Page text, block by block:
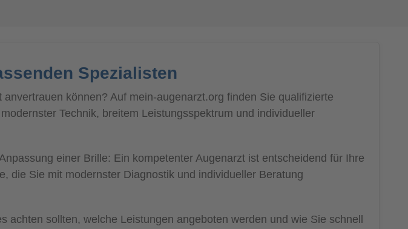
Spezialisten
können? Auf mein-augenarzt.org finden Sie qualifizierte
Technik, breitem Leistungsspektrum und individueller
einer Brille: Ein kompetenter Augenarzt ist entscheidend für Ihre
die Sie mit modernster Diagnostik und individueller Beratung
sollten, welche Leistungen angeboten werden und wie Sie schnell